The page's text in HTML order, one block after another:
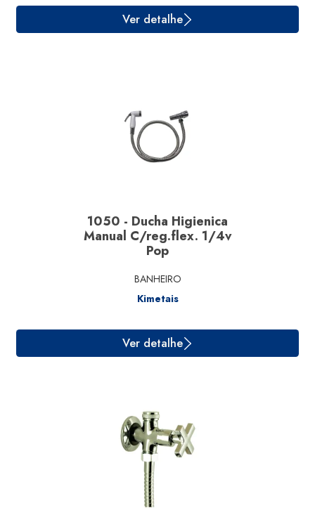
1050 - Ducha Higienica
Manual C/reg.flex. 1/4v
Pop
BANHEIRO
Kimetais